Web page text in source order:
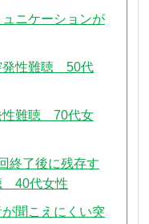
ュニケーションが
発性難聴 50代
性難聴 70代女
終了後に残存す
40代女性
が聞こえにくい突